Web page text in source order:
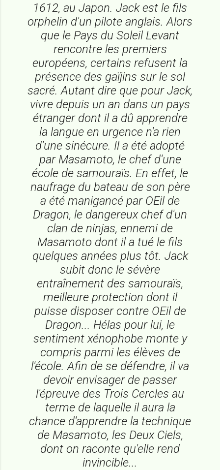
1612, au Japon. Jack est le fils
orphelin d'un pilote anglais. Alors
que le Pays du Soleil Levant
rencontre les premiers
européens, certains refusent la
présence des gaïjins sur le sol
sacré. Autant dire que pour Jack,
vivre depuis un an dans un pays
étranger dont il a dû apprendre
la langue en urgence n'a rien
d'une sinécure. Il a été adopté
par Masamoto, le chef d'une
école de samouraïs. En effet, le
naufrage du bateau de son père
a été manigancé par OEil de
Dragon, le dangereux chef d'un
clan de ninjas, ennemi de
Masamoto dont il a tué le fils
quelques années plus tôt. Jack
subit donc le sévère
entraînement des samouraïs,
meilleure protection dont il
puisse disposer contre OEil de
Dragon... Hélas pour lui, le
sentiment xénophobe monte y
compris parmi les élèves de
l'école. Afin de se défendre, il va
devoir envisager de passer
l'épreuve des Trois Cercles au
terme de laquelle il aura la
chance d'apprendre la technique
de Masamoto, les Deux Ciels,
dont on raconte qu'elle rend
invincible...